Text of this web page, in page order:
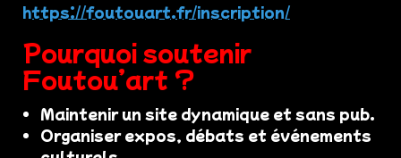
https://foutouart.fr/inscription/
Pourquoi soutenir
Foutou’art ?
Maintenir un site dynamique et sans pub.
Organiser expos, débats et événements